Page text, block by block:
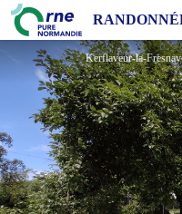
Aire de camping car de